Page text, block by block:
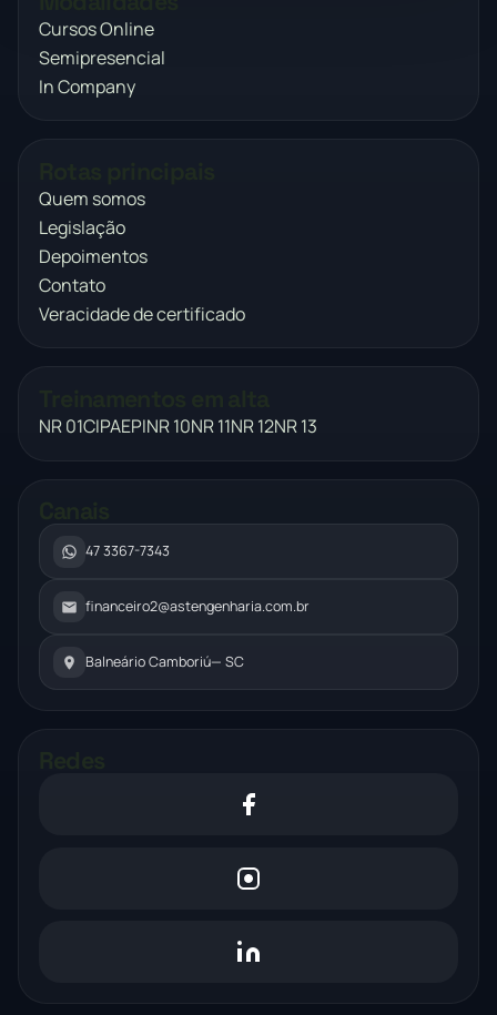
Cursos Online
Semipresencial
In Company
Quem somos
Legislação
Depoimentos
Contato
Veracidade de certificado
NR 01CIPAEPINR 10NR 11NR 12NR 13
47 3367-7343
financeiro2@astengenharia.com.br
Balneário Camboriú— SC